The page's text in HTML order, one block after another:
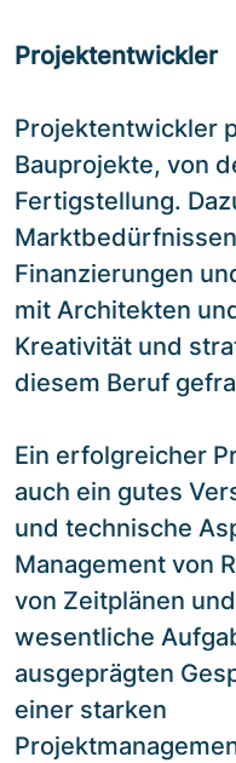
Projektentwickler
Projektentwickler
Bauprojekte, von
Fertigstellung.
Finanzierungen
mit Architekten
Kreativität und
diesem Beruf
Ein erfolgreicher
auch ein gutes
und technische
Management von
von Zeitplänen
wesentliche
ausgeprägten
einer starken